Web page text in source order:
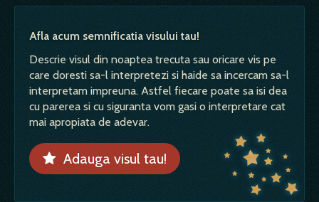
Afla acum semnificatia visului tau!
Descrie visul din noaptea trecuta sau oricare vis pe
care doresti sa-l interpretezi si haide sa incercam sa-l
interpretam impreuna. Astfel fiecare poate sa isi dea
cu parerea si cu siguranta vom gasi o interpretare cat
mai apropiata de adevar.
Adauga visul tau!